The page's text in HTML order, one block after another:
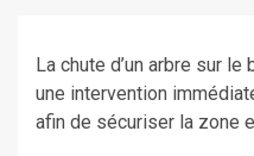
La chute d’un arbre sur
une intervention
afin de sécuriser la zone